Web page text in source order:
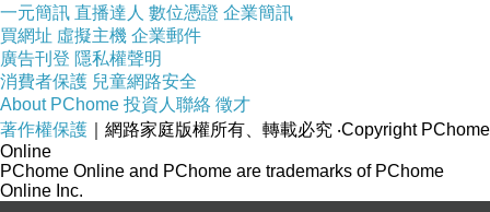
著，妳在外頭面對現實，比在勒戒所逃避好，因為妳終究
要回來面對現實，那何不從現在開始？」
.
這段對白直指了蘇珊的困境，從小看母親演戲，覺得人生
就該跟電影一樣，但長大後，也順利成為知名的電影明
星，卻發現人生不是電影，光鮮亮麗的背面，是觀眾看不
一元簡訊 直播達人 數位憑證 企業簡訊
買網址 虛擬主機 企業郵件
廣告刊登 隱私權聲明
消費者保護 兒童網路安全
About PChome 投資人聯絡 徵才
著作權保護 ｜網路家庭版權所有、轉載必究 ‧Copyright PChome
Online
PChome Online and PChome are trademarks of PChome
Online Inc.